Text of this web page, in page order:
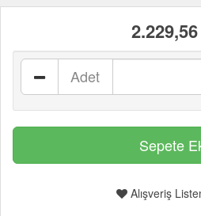
Adet
Alışveriş